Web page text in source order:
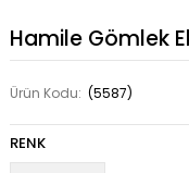
Hamile Gömlek
Ürün Kodu: (5587)
RENK